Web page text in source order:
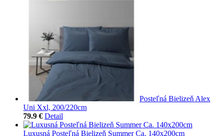
Posteľná Bielizeň Alex
Uni Xxl, 200/220cm
79.9 € Detail
Luxusná Posteľná Bielizeň Summer Ca. 140x200cm